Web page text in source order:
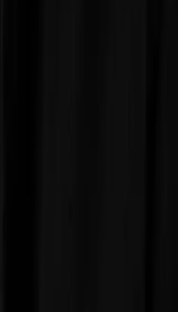
Almacena
tu DOM
guardar información en
de forma segura y